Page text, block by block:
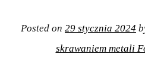
Posted on 29 stycznia 2024
skrawaniem metali